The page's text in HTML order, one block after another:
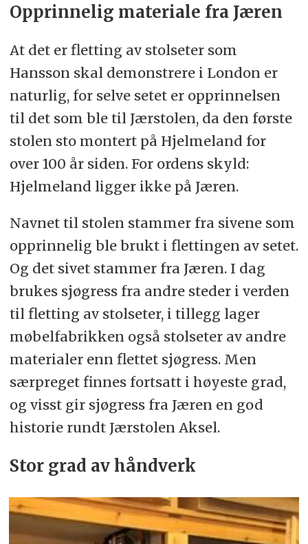
Opprinnelig materiale fra Jæren
At det er fletting av stolseter som
Hansson skal demonstrere i London er
naturlig, for selve setet er opprinnelsen
til det som ble til Jærstolen, da den første
stolen sto montert på Hjelmeland for
over 100 år siden. For ordens skyld:
Hjelmeland ligger ikke på Jæren.
Navnet til stolen stammer fra sivene som
opprinnelig ble brukt i flettingen av setet.
Og det sivet stammer fra Jæren. I dag
brukes sjøgress fra andre steder i verden
til fletting av stolseter, i tillegg lager
møbelfabrikken også stolseter av andre
materialer enn flettet sjøgress. Men
særpreget finnes fortsatt i høyeste grad,
og visst gir sjøgress fra Jæren en god
historie rundt Jærstolen Aksel.
Stor grad av håndverk